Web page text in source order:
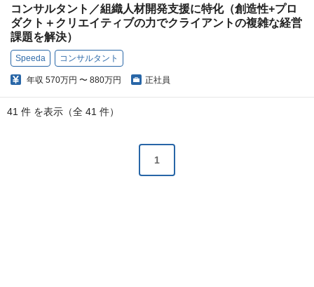
コンサルタント／組織人材開発支援に特化（創造性+プロ
ダクト＋クリエイティブの力でクライアントの複雑な経営
課題を解決）
Speeda コンサルタント
年収 570万円 〜 880万円 正社員
41 件 を表示（全 41 件）
1